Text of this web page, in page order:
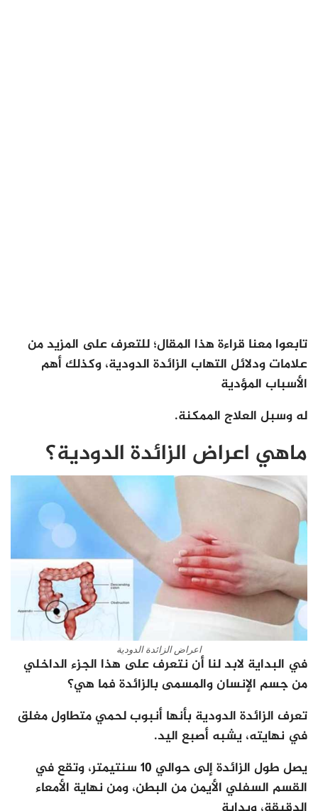
تابعوا معنا قراءة هذا المقال؛ للتعرف على المزيد من
علامات ودلائل التهاب الزائدة الدودية، وكذلك أهم
الأسباب المؤدية
له وسبل العلاج الممكنة.
ماهي اعراض الزائدة الدودية؟
اعراض الزائدة الدودية
في البداية لابد لنا أن نتعرف على هذا الجزء الداخلي
من جسم الإنسان والمسمى بالزائدة فما هي؟
تعرف الزائدة الدودية بأنها أنبوب لحمي متطاول مغلق
في نهايته، يشبه أصبع اليد.
يصل طول الزائدة إلى حوالي 10 سنتيمتر، وتقع في
القسم السفلي الأيمن من البطن، ومن نهاية الأمعاء